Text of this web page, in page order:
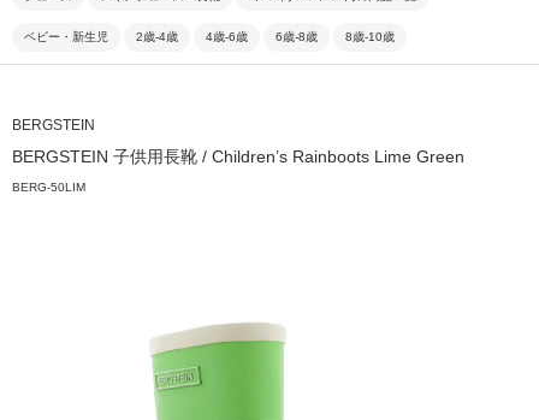
ベビー・新生児 2歳-4歳 4歳-6歳 6歳-8歳 8歳-10歳
BERGSTEIN
BERGSTEIN 子供用長靴 / Children’s Rainboots Lime Green
BERG-50LIM